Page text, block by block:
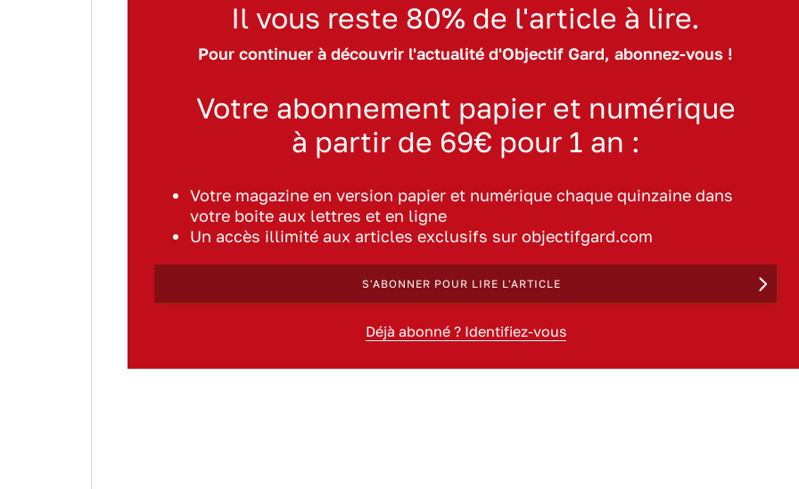
Il vous reste 80% de l'article à lire.
Pour continuer à découvrir l'actualité d'Objectif Gard, abonnez-vous !
Votre abonnement papier et numérique
à partir de 69€ pour 1 an :
Votre magazine en version papier et numérique chaque quinzaine dans
votre boite aux lettres et en ligne
Un accès illimité aux articles exclusifs sur objectifgard.com
S'ABONNER POUR LIRE L'ARTICLE
Déjà abonné ? Identifiez-vous